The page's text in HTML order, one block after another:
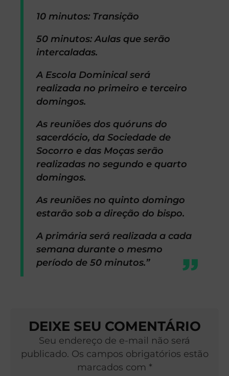
10 minutos: Transição
50 minutos: Aulas que serão
intercaladas.
A Escola Dominical será
realizada no primeiro e terceiro
domingos.
As reuniões dos quóruns do
sacerdócio, da Sociedade de
Socorro e das Moças serão
realizadas no segundo e quarto
domingos.
As reuniões no quinto domingo
estarão sob a direção do bispo.
A primária será realizada a cada
semana durante o mesmo
período de 50 minutos.”
DEIXE SEU COMENTÁRIO
Seu endereço de e-mail não será
publicado. Os campos obrigatórios estão
marcados com *